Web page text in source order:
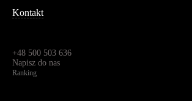
Kontakt
+48 500 503 636
Napisz do nas
Ranking